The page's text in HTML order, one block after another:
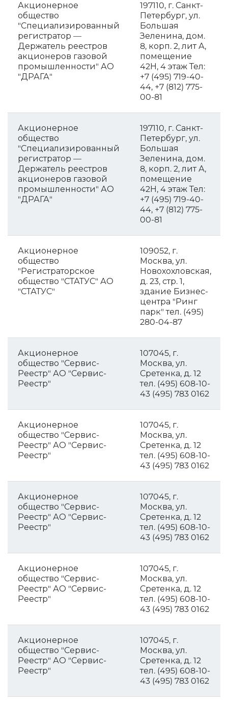
Акционерное
общество
"Специализированный
регистратор —
Держатель реестров
акционеров газовой
промышленности" АО
"ДРАГА"
197110, г. Санкт-
Петербург, ул.
Большая
Зеленина, дом.
8, корп. 2, лит А,
помещение
42Н, 4 этаж Тел:
+7 (495) 719-40-
44, +7 (812) 775-
00-81
Акционерное
общество
"Специализированный
регистратор —
Держатель реестров
акционеров газовой
промышленности" АО
"ДРАГА"
197110, г. Санкт-
Петербург, ул.
Большая
Зеленина, дом.
8, корп. 2, лит А,
помещение
42Н, 4 этаж Тел:
+7 (495) 719-40-
44, +7 (812) 775-
00-81
Акционерное
общество
"Регистраторское
общество "СТАТУС" АО
"СТАТУС"
109052, г.
Москва, ул.
Новохохловская,
д. 23, стр. 1,
здание Бизнес-
центра "Ринг
парк" тел. (495)
280-04-87
Акционерное
общество "Сервис-
Реестр" АО "Сервис-
Реестр"
107045, г.
Москва, ул.
Сретенка, д. 12
тел. (495) 608-10-
43 (495) 783 0162
Акционерное
общество "Сервис-
Реестр" АО "Сервис-
Реестр"
107045, г.
Москва, ул.
Сретенка, д. 12
тел. (495) 608-10-
43 (495) 783 0162
Акционерное
общество "Сервис-
Реестр" АО "Сервис-
Реестр"
107045, г.
Москва, ул.
Сретенка, д. 12
тел. (495) 608-10-
43 (495) 783 0162
Акционерное
общество "Сервис-
Реестр" АО "Сервис-
Реестр"
107045, г.
Москва, ул.
Сретенка, д. 12
тел. (495) 608-10-
43 (495) 783 0162
Акционерное
общество "Сервис-
Реестр" АО "Сервис-
Реестр"
107045, г.
Москва, ул.
Сретенка, д. 12
тел. (495) 608-10-
43 (495) 783 0162